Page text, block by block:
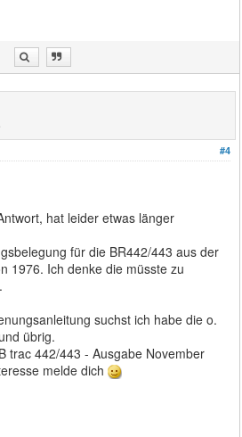
#4
hat leider etwas länger
für die BR442/443 aus der
1976. Ich denke die müsste zu
suchst ich habe die o.
übrig.
trac 442/443 - Ausgabe November
melde dich